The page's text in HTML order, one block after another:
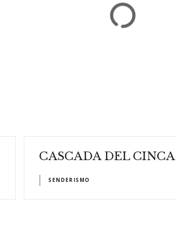
CASCADA DEL CINCA
SENDERISMO